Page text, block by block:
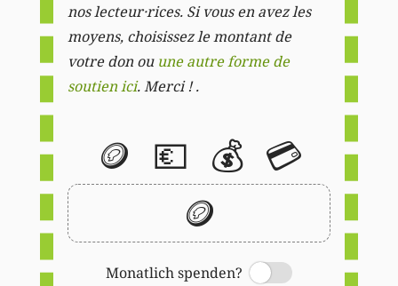
nos lecteur·rices. Si vous en avez les
moyens, choisissez le montant de
votre don ou une autre forme de
soutien ici. Merci ! .
🪙 💶 💰 💳
🪙
Monatlich spenden?
Switch